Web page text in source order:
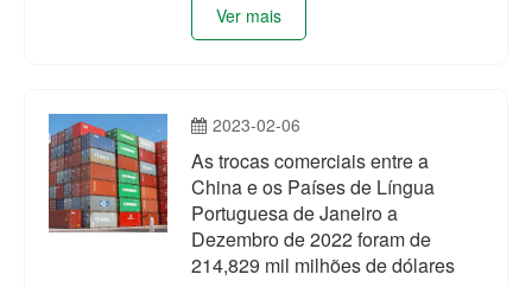
anexada), as trocas comerciais entre
a China e os Países de Língua
de 0.11%.
Ver mais
2023-02-06
As trocas comerciais entre a
China e os Países de Língua
Portuguesa de Janeiro a
Dezembro de 2022 foram de
214,829 mil milhões de dólares